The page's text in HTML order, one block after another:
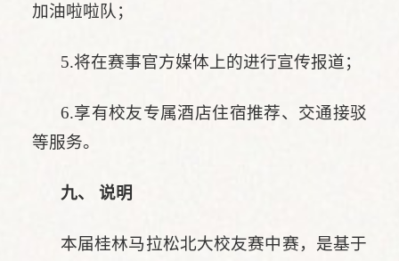
加油啦啦队；
5.将在赛事官方媒体上的进行宣传报道；
6.享有校友专属酒店住宿推荐、交通接驳
等服务。
九、 说明
本届桂林马拉松北大校友赛中赛，是基于